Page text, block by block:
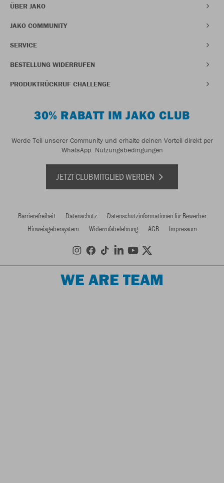
ÜBER JAKO
JAKO COMMUNITY
SERVICE
BESTELLUNG WIDERRUFEN
PRODUKTRÜCKRUF CHALLENGE
30% RABATT IM JAKO CLUB
Werde Teil unserer Community und erhalte deinen Vorteil direkt per
WhatsApp. Nutzungsbedingungen
JETZT CLUBMITGLIED WERDEN
Barrierefreiheit Datenschutz
Datenschutzinformationen für Bewerber
Hinweisgebersystem
Widerrufsbelehrung AGB Impressum
WE ARE TEAM